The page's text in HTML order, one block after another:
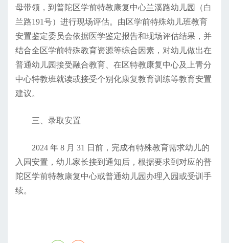
母带领，到普陀区学前特教康复中心兰溪路幼儿园（白
兰路191号）进行现场评估。由区学前特殊幼儿班教育
安置鉴定委员会依据医学鉴定报告和现场评估结果，并
结合全区学前特殊教育资源等综合因素，对幼儿做出在
普通幼儿园接受融合教育、在区特教康复中心及上青分
中心特教班就读或接受个别化康复教育训练等教育安置
建议。
三、录取安置
2024 年 8 月 31 日前，完成有特殊教育需求幼儿的
入园安置，幼儿家长接到通知后，根据要求到对应的普
陀区学前特教康复中心或普通幼儿园办理入园或受训手
续。